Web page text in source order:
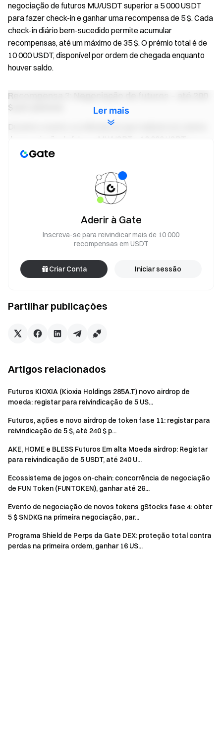
negociação de futuros MU/USDT superior a 5 000 USDT
para fazer check-in e ganhar uma recompensa de 5 $. Cada
check-in diário bem-sucedido permite acumular
recompensas, até um máximo de 35 $. O prémio total é de
10 000 USDT, disponível por ordem de chegada enquanto
houver saldo.
Recompensa 3: Negociação de futuros – até 200
$ por pessoa
Durante o evento, os utilizadores que realizem um volume
de negociação de futuros MU/USDT ≥ 10 000 USDT
partilham um prémio de 30 000 $, proporcionalmente ao seu
Ganhar rendimento com os fundos de futuros
mantêm-se ativas com fundos flexíveis
Experimentar agora
Notas:
Os participantes devem clicar no botão [Participar
verificação de identidade para receber recompensas.
refere-se a utilizadores que nunca realizaram
Durante o evento, é necessário selecionar o par de
negociação de futuros perpétuos MU/USDT para
negociar. Volume de negociação = Montante de compra
+ Montante de venda.
As recompensas serão distribuídas em USDT; todas
as recompensas serão creditadas nas contas dos
Se um utilizador participar noutros eventos
semelhantes na Gate ao mesmo tempo, apenas
receberá a recompensa de um evento.
É estritamente proibido o registo em massa de
contas fictícias, manipulação maliciosa de volume, auto-
comportamentos fraudulentos. Várias contas
pertencentes ao mesmo utilizador verificado serão
Ler mais
Partilhar publicações
Aderir à Gate
Inscreva-se para reivindicar mais de 10 000
recompensas em USDT
Criar Conta Iniciar sessão
Artigos relacionados
Futuros KIOXIA (Kioxia Holdings 285A.T) novo airdrop de
moeda: registar para reivindicação de 5 US...
Futuros, ações e novo airdrop de token fase 11: registar para
reivindicação de 5 $, até 240 $ p...
AKE, HOME e BLESS Futuros Em alta Moeda airdrop: Registar
para reivindicação de 5 USDT, até 240 U...
Ecossistema de jogos on-chain: concorrência de negociação
de FUN Token (FUNTOKEN), ganhar até 26...
Evento de negociação de novos tokens gStocks fase 4: obter
5 $ SNDKG na primeira negociação, par...
Programa Shield de Perps da Gate DEX: proteção total contra
perdas na primeira ordem, ganhar 16 US...